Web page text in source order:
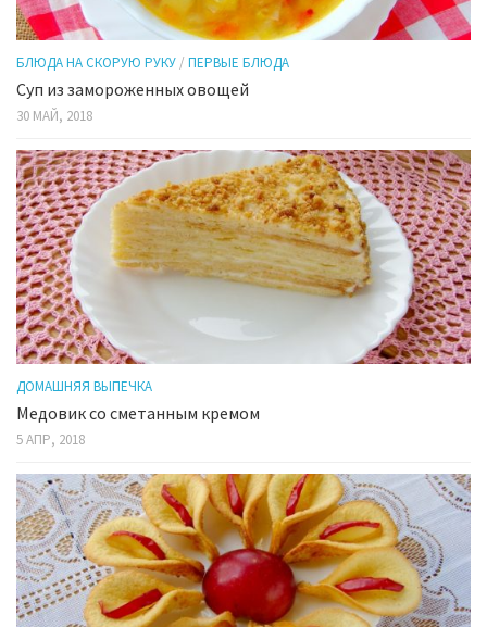
БЛЮДА НА СКОРУЮ РУКУ / ПЕРВЫЕ БЛЮДА
Суп из замороженных овощей
30 МАЙ, 2018
ДОМАШНЯЯ ВЫПЕЧКА
Медовик со сметанным кремом
5 АПР, 2018